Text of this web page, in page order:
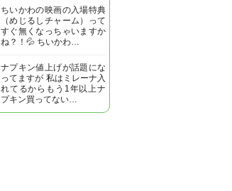
ちいかわの映画の入場特典
（めじるしチャーム）って
すぐ無くなっちゃいますか
ね？！💦 ちいかわ…
ナプキン値上げが話題にな
ってますが 私はミレーナ入
れてるからもう1年以上ナ
プキン買ってない…